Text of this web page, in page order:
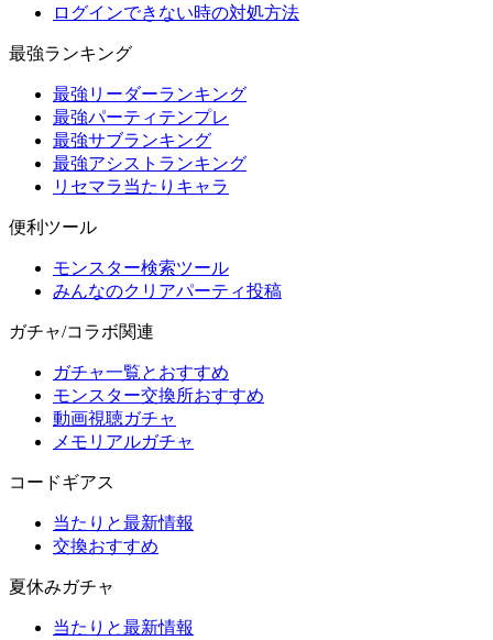
ログインできない時の対処方法
最強ランキング
最強リーダーランキング
最強パーティテンプレ
最強サブランキング
最強アシストランキング
リセマラ当たりキャラ
便利ツール
モンスター検索ツール
みんなのクリアパーティ投稿
ガチャ/コラボ関連
ガチャ一覧とおすすめ
モンスター交換所おすすめ
動画視聴ガチャ
メモリアルガチャ
コードギアス
当たりと最新情報
交換おすすめ
夏休みガチャ
当たりと最新情報